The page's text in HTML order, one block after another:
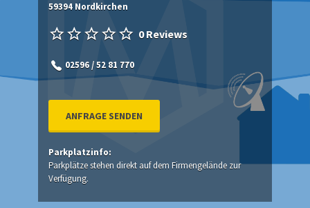
59394 Nordkirchen
0 Reviews
02596 / 52 81 770
ANFRAGE SENDEN
Parkplatzinfo:
Parkplätze stehen direkt auf dem Firmengelände zur
Verfügung.